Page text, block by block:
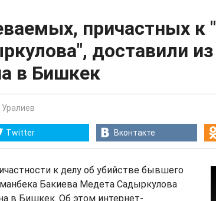
причастных к
доставили из
в Бишкек
Twitter Вконтакте
к делу об убийстве бывшего
Бакиева Медета Садыркулова
в Бишкек. Об этом интернет-